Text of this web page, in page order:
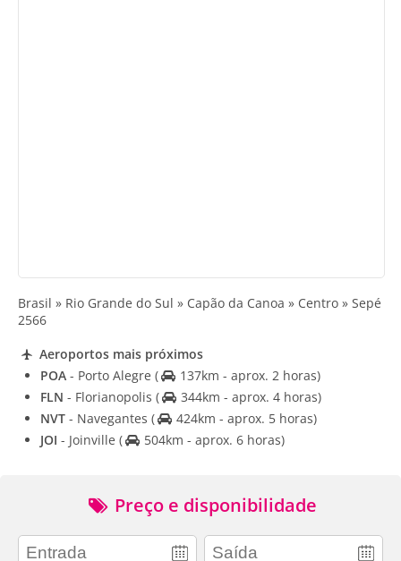
Brasil » Rio Grande do Sul » Capão da Canoa » Centro » Sepé
2566
Aeroportos mais próximos
POA - Porto Alegre (
137km - aprox. 2 horas)
FLN - Florianopolis (
344km - aprox. 4 horas)
NVT - Navegantes (
424km - aprox. 5 horas)
JOI - Joinville ( 504km - aprox. 6 horas)
Preço e disponibilidade